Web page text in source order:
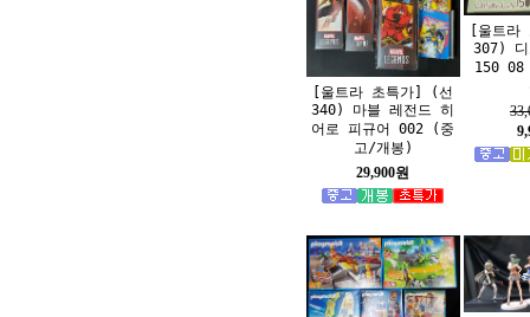
[울트라 초특가] (선
340) 마블 레전드 히
어로 피규어 002 (중
고/개봉)
29,900원
[울트라
307) 디
150 08